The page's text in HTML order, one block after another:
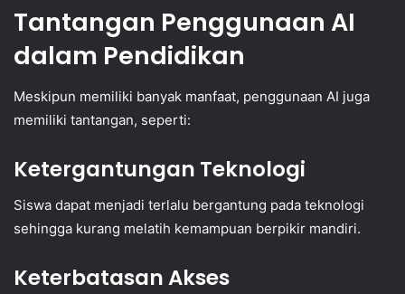
Tantangan Penggunaan AI
dalam Pendidikan
Meskipun memiliki banyak manfaat, penggunaan AI juga
memiliki tantangan, seperti:
Ketergantungan Teknologi
Siswa dapat menjadi terlalu bergantung pada teknologi
sehingga kurang melatih kemampuan berpikir mandiri.
Keterbatasan Akses